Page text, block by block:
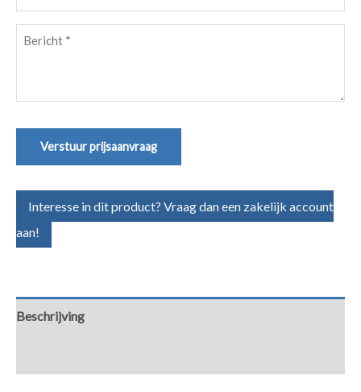
(Vereist)
Bericht
Verstuur prijsaanvraag
Interesse in dit product? Vraag dan een zakelijk account
aan!
Beschrijving